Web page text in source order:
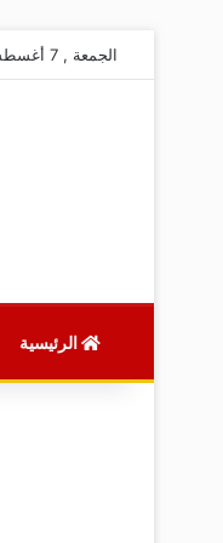
الجمعة , 7 أغسطس 2026
الرئيسية